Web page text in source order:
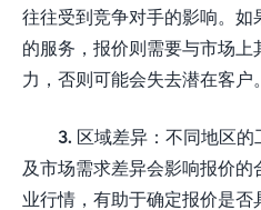
往往受到竞争对手的影响。如
的服务，报价则需要与市场
力，否则可能会失去潜在客户。
3. 区域差异：不同地区
及市场需求差异会影响报价
业行情，有助于确定报价是否